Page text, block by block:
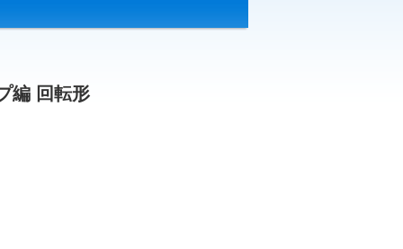
編 回転形